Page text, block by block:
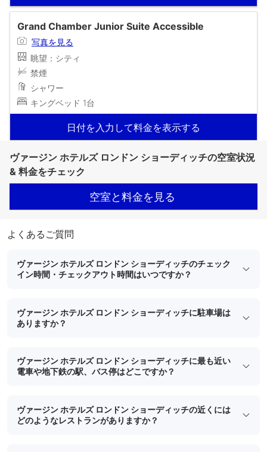
Grand Chamber Junior Suite Accessible
写真を見る
眺望：シティ
禁煙
シャワー
キングベッド 1台
日付を入力して料金を表示する
ヴァージン ホテルズ ロンドン ショーディッチの空室状況
& 料金をチェック
空室と料金を見る
よくあるご質問
ヴァージン ホテルズ ロンドン ショーディッチのチェック
イン時間・チェックアウト時間はいつですか？
ヴァージン ホテルズ ロンドン ショーディッチに駐車場は
ありますか？
ヴァージン ホテルズ ロンドン ショーディッチに最も近い
電車や地下鉄の駅、バス停はどこですか？
ヴァージン ホテルズ ロンドン ショーディッチの近くには
どのようなレストランがありますか？